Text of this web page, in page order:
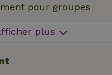
avec compartiment
pour groupes
campagne
plus